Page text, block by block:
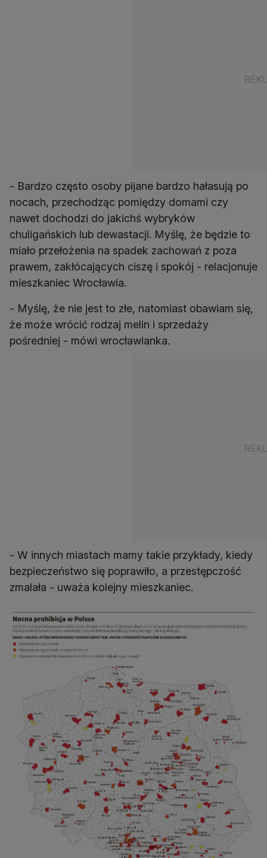
- Bardzo często osoby pijane bardzo hałasują po
nocach, przechodząc pomiędzy domami czy
nawet dochodzi do jakichś wybryków
chuligańskich lub dewastacji. Myślę, że będzie to
miało przełożenia na spadek zachowań z poza
prawem, zakłócających ciszę i spokój - relacjonuje
mieszkaniec Wrocławia.
- Myślę, że nie jest to złe, natomiast obawiam się,
że może wrócić rodzaj melin i sprzedaży
pośredniej - mówi wrocławianka.
- W innych miastach mamy takie przykłady, kiedy
bezpieczeństwo się poprawiło, a przestępczość
zmalała - uważa kolejny mieszkaniec.